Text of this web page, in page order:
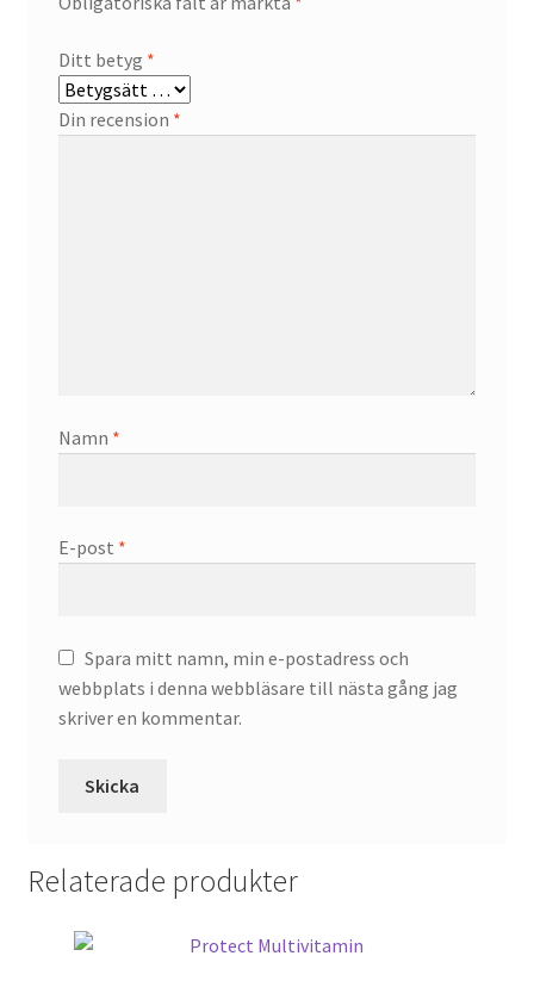
Ditt betyg *
Din recension *
Namn *
E-post *
Spara mitt namn, min e-postadress och
webbplats i denna webbläsare till nästa gång jag
skriver en kommentar.
Relaterade produkter